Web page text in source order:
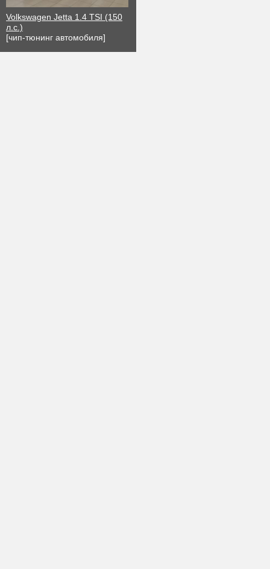
Volkswagen Jetta 1.4 TSI (150
л.с.)
[чип-тюнинг автомобиля]